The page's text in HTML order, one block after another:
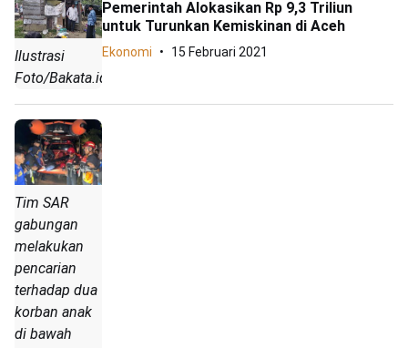
Ilustrasi
Foto/Bakata.id.
Pemerintah Alokasikan Rp 9,3 Triliun
untuk Turunkan Kemiskinan di Aceh
Ekonomi 15 Februari 2021
Tim SAR
gabungan
melakukan
pencarian
terhadap dua
korban anak
di bawah